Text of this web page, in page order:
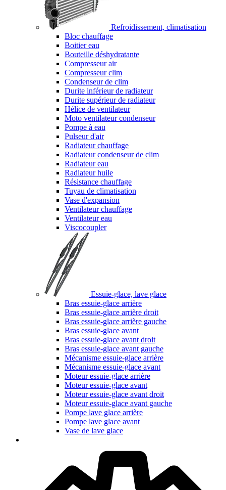
Refroidissement, climatisation
Bloc chauffage
Boitier eau
Bouteille déshydratante
Compresseur air
Compresseur clim
Condenseur de clim
Durite inférieur de radiateur
Durite supérieur de radiateur
Hélice de ventilateur
Moto ventilateur condenseur
Pompe à eau
Pulseur d'air
Radiateur chauffage
Radiateur condenseur de clim
Radiateur eau
Radiateur huile
Résistance chauffage
Tuyau de climatisation
Vase d'expansion
Ventilateur chauffage
Ventilateur eau
Viscocoupler
Essuie-glace, lave glace
Bras essuie-glace arrière
Bras essuie-glace arrière droit
Bras essuie-glace arrière gauche
Bras essuie-glace avant
Bras essuie-glace avant droit
Bras essuie-glace avant gauche
Mécanisme essuie-glace arrière
Mécanisme essuie-glace avant
Moteur essuie-glace arrière
Moteur essuie-glace avant
Moteur essuie-glace avant droit
Moteur essuie-glace avant gauche
Pompe lave glace arrière
Pompe lave glace avant
Vase de lave glace